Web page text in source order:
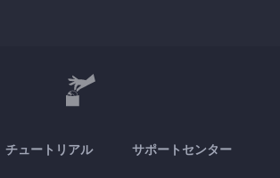
チュートリアル サポートセンター